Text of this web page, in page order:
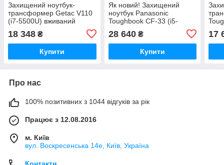
Захищений ноутбук-
трансформер Getac V110
(i7-5500U) вживаний
18 348 ₴
Купити
Як новий! Захищений
ноутбук Panasonic
Toughbook CF-33 (i5-
28 640₴
Купити
17
Про нас
100% позитивних з 1044 відгуків за рік
Працює з 12.08.2016
м. Київ
вул. Воскресенська 14е, Київ, Україна